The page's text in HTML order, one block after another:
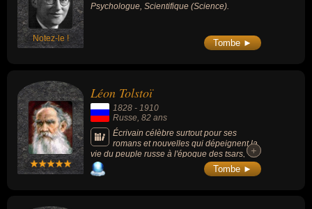
Notez-le !
Psychologue, Scientifique (Science).
Tombe ►
Léon Tolstoï
1828 - 1910
Russe, 82 ans
Écrivain célèbre surtout pour ses
romans et nouvelles qui dépeignent la
vie du peuple russe à l'époque des tsars,
mais aussi pour ses essais, dans lesquels il
prenait position par rapport aux pouvoirs
+
+
Tombe ►